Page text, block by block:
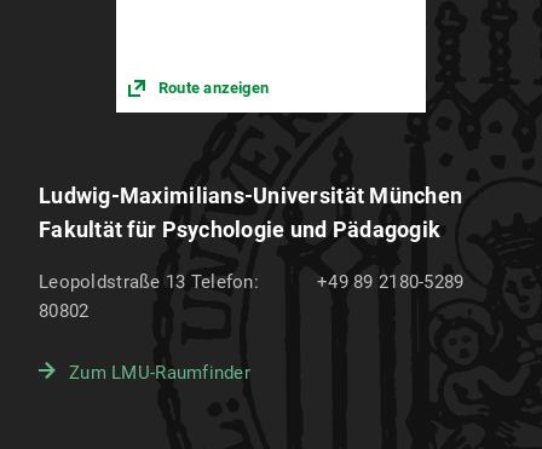
Route anzeigen
Ludwig-Maximilians-Universität München
Fakultät für Psychologie und Pädagogik
Leopoldstraße 13
80802
Telefon: +49 89 2180-5289
Zum LMU-Raumfinder